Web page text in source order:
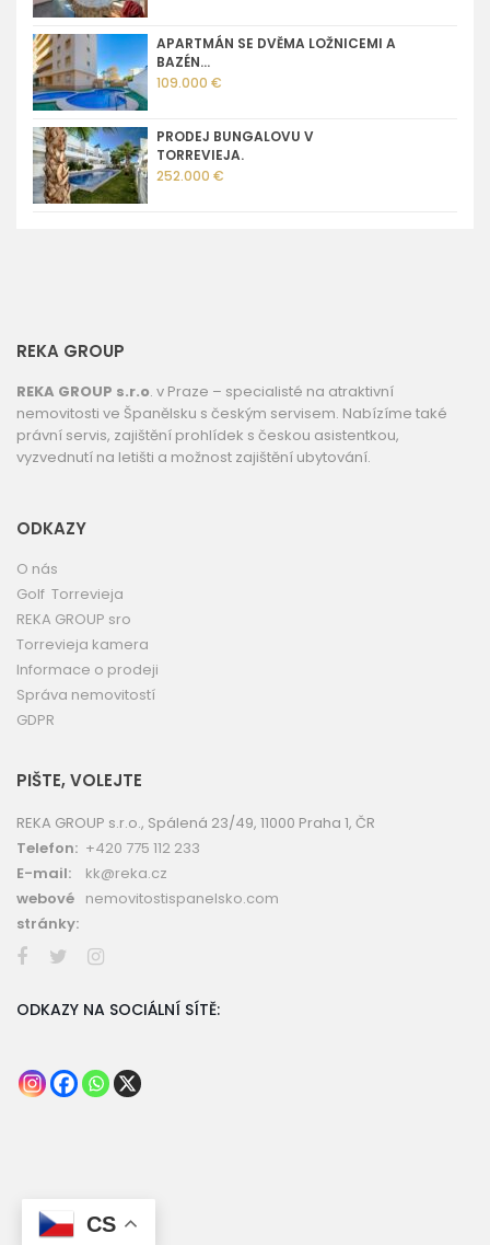
APARTMÁN SE DVĚMA LOŽNICEMI A
BAZÉN...
109.000 €
PRODEJ BUNGALOVU V
TORREVIEJA.
252.000 €
REKA GROUP
REKA GROUP s.r.o. v Praze – specialisté na atraktivní
nemovitosti ve Španělsku s českým servisem. Nabízíme také
právní servis, zajištění prohlídek s českou asistentkou,
vyzvednutí na letišti a možnost zajištění ubytování.
ODKAZY
O nás
Golf Torrevieja
REKA GROUP sro
Torrevieja kamera
Informace o prodeji
Správa nemovitostí
GDPR
PIŠTE, VOLEJTE
REKA GROUP s.r.o., Spálená 23/49, 11000 Praha 1, ČR
Telefon: +420 775 112 233
E-mail:
kk@reka.cz
webové
stránky:
nemovitostispanelsko.com
ODKAZY NA SOCIÁLNÍ SÍTĚ:
CS